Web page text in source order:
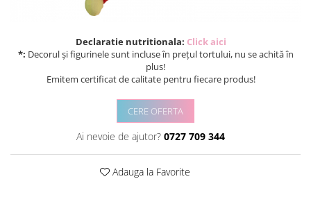
Declaratie nutritionala: Click aici
*: Decorul și figurinele sunt incluse în prețul tortului, nu se achită în
plus!
Emitem certificat de calitate pentru fiecare produs!
CERE OFERTA
Ai nevoie de ajutor? 0727 709 344
Adauga la Favorite